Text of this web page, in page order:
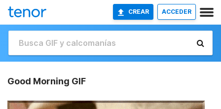
CREAR ACCEDER
Good Morning GIF